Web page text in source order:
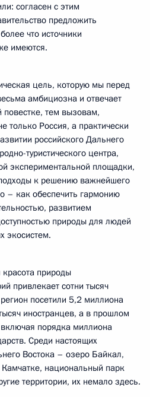
согласен с этим
предложить
что источники
имеются.
цель, которую мы перед
амбициозна и отвечает
повестке, тем вызовам,
только Россия, а практически
российского Дальнего
туристического центра,
экспериментальной площадки,
подходы к решению важнейшего
– как обеспечить гармонию
развитием
природы для людей
экосистем.
красота природы
привлекает сотни тысяч
посетили 5,2 миллиона
иностранцев, а в прошлом
порядка миллиона
Среди настоящих
Востока – озеро Байкал,
национальный парк
территории, их немало здесь.